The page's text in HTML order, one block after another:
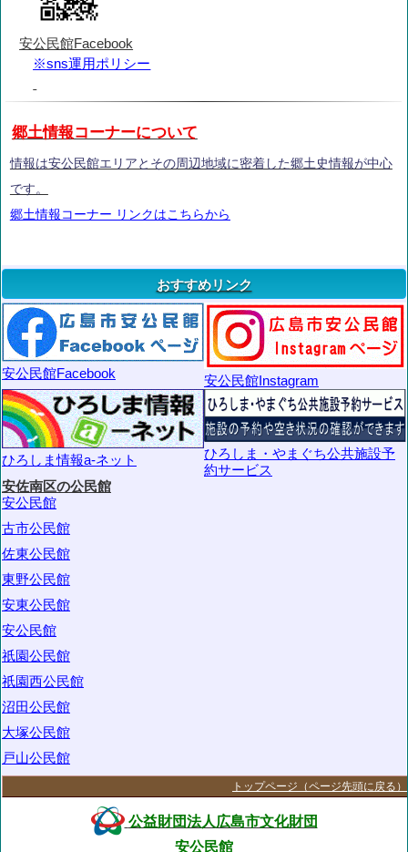
安公民館Facebook
※sns運用ポリシー
郷土情報コーナーについて
情報は安公民館エリアとその周辺地域に密着した郷土史情報が中心
です。
郷土情報コーナー リンクはこちらから
おすすめリンク
安公民館Facebook 安公民館Instagram
ひろしま情報a-ネット
ひろしま・やまぐち公共施設予
約サービス
安佐南区の公民館
安公民館
古市公民館
佐東公民館
東野公民館
安東公民館
安公民館
祇園公民館
祇園西公民館
沼田公民館
大塚公民館
戸山公民館
トップページ（ページ先頭に戻る）
公益財団法人広島市文化財団
安公民館